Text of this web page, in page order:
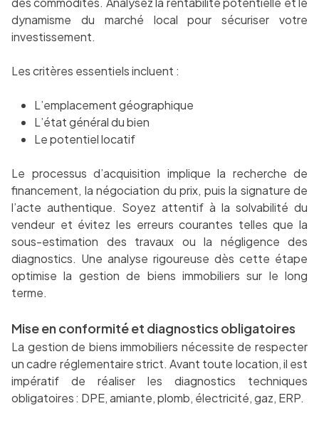
dynamisme du marché local pour sécuriser votre
investissement.
Les critères essentiels incluent :
L’emplacement géographique
L’état général du bien
Le potentiel locatif
Le processus d’acquisition implique la recherche de
financement, la négociation du prix, puis la signature de
l’acte authentique. Soyez attentif à la solvabilité du
vendeur et évitez les erreurs courantes telles que la
sous-estimation des travaux ou la négligence des
diagnostics. Une analyse rigoureuse dès cette étape
optimise la gestion de biens immobiliers sur le long
terme.
Mise en conformité et diagnostics obligatoires
La gestion de biens immobiliers nécessite de respecter
un cadre réglementaire strict. Avant toute location, il est
impératif de réaliser les diagnostics techniques
obligatoires : DPE, amiante, plomb, électricité, gaz, ERP.